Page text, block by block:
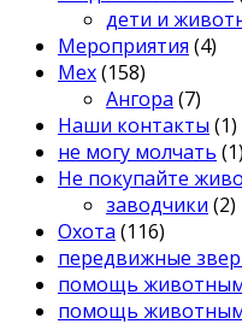
дети и
Мероприятия (4)
Мех(158)
Ангора (7)
Наши контакты (1)
не могу молчать (1)
Не покупайте
заводчики (2)
Охота (116)
передвижные
помощь
помощь животным